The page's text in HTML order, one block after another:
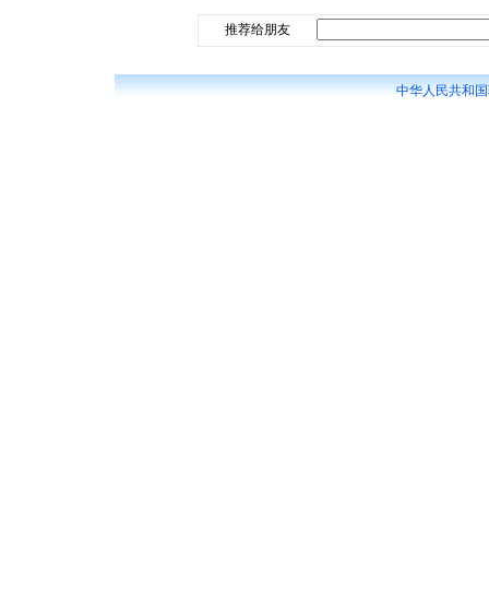
推荐给朋友
中华人民共和